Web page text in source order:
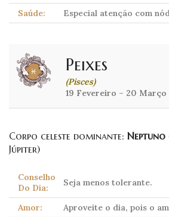
Saúde:
Especial atenção com
Peixes
(Pisces)
19 Fevereiro – 20 Março
Corpo celeste dominante: Neptuno
Júpiter)
Conselho
Do Dia:
Seja menos tolerante.
Amor:
Aproveite o dia, pois o